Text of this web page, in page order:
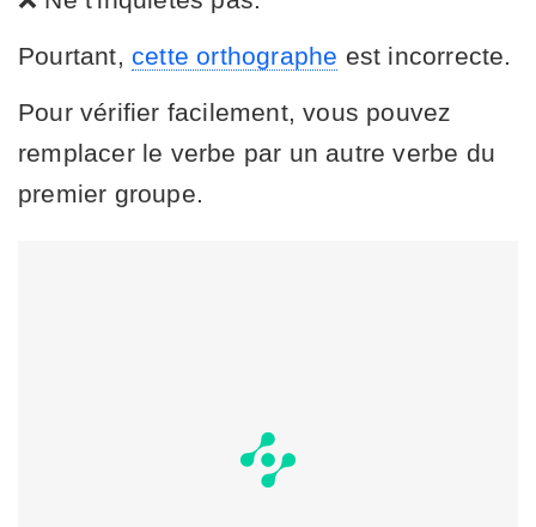
Pourtant, cette orthographe est incorrecte.
Pour vérifier facilement, vous pouvez
remplacer le verbe par un autre verbe du
premier groupe.